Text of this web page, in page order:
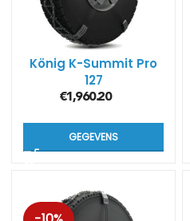
König K-Summit Pro
127
€1,960.20
GEGEVENS